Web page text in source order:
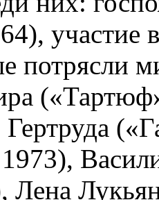
потрясли
Лена